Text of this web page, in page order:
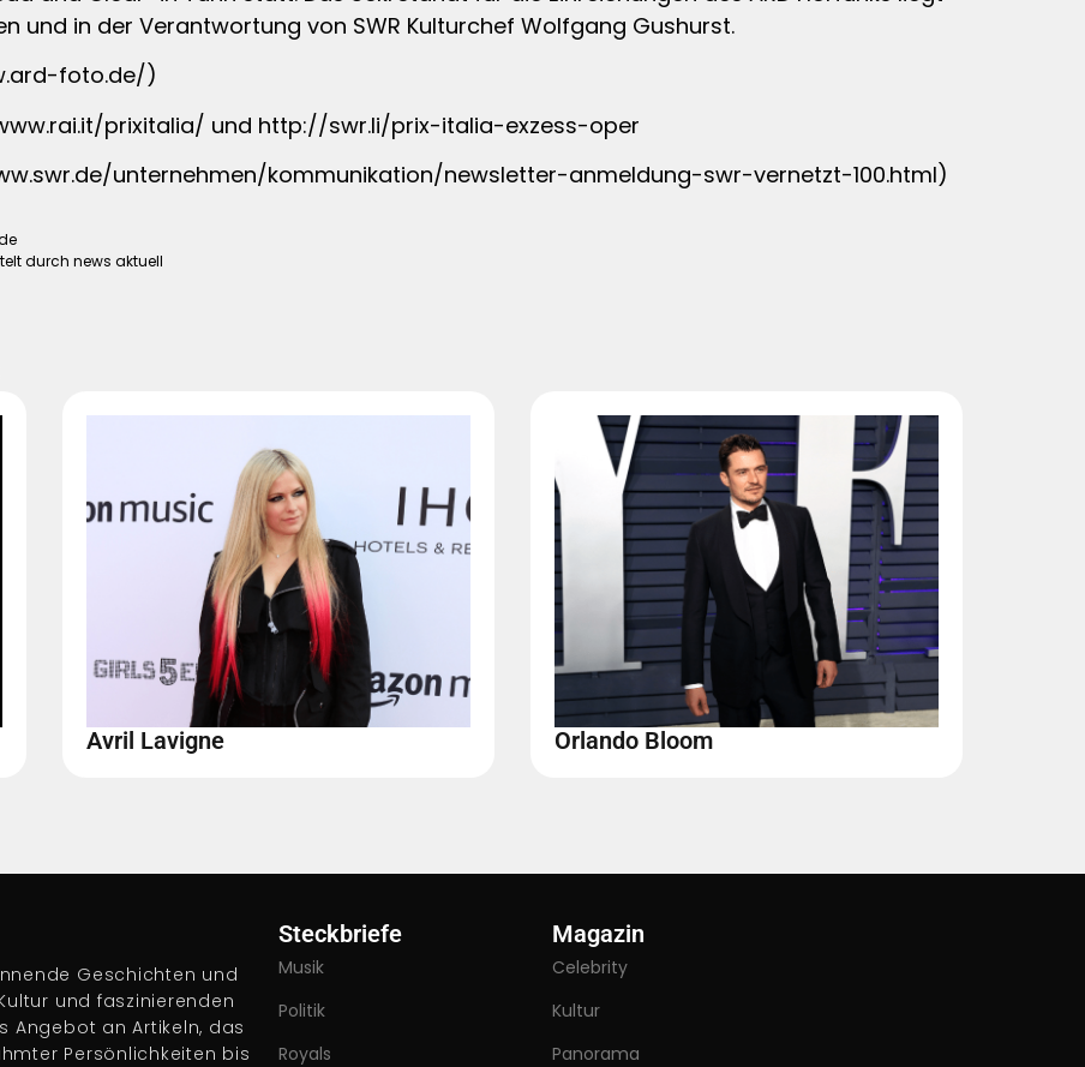
und in der Verantwortung von SWR Kulturchef Wolfgang Gushurst.
foto.de/)
prixitalia/ und http://swr.li/prix-italia-exzess-oper
unternehmen/kommunikation/newsletter-anmeldung-swr-vernetzt-100.html)
durch news aktuell
Avril Lavigne Orlando Bloom
Geschichten und
und faszinierenden
Angebot an Artikeln, das
Persönlichkeiten bis
Steckbriefe
Musik
Politik
Royals
Magazin
Celebrity
Kultur
Panorama